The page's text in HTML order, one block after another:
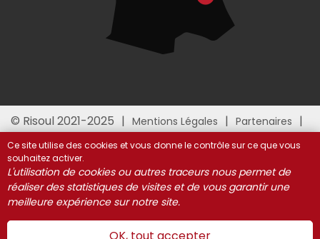
© Risoul 2021-2025 Mentions Légales
Partenaires
Gestion des cookies
Ce site utilise des cookies et vous donne le contrôle sur ce que vous
souhaitez activer.
L'utilisation de cookies ou autres traceurs nous permet de
réaliser des statistiques de visites et de vous garantir une
meilleure expérience sur notre site.